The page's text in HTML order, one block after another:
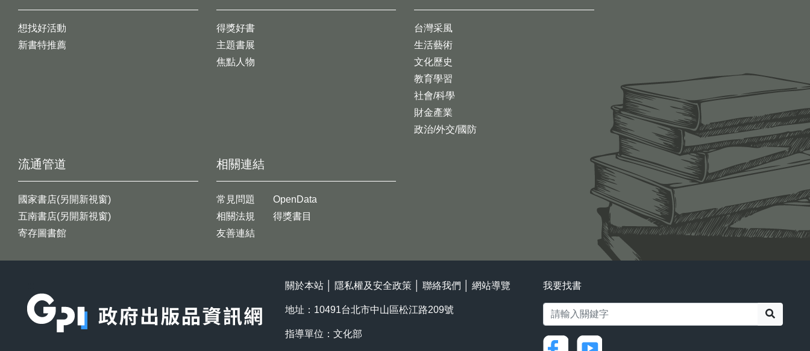
想找好活動
新書特推薦
台灣采風
生活藝術
文化歷史
教育學習
社會/科學
財金產業
政治/外交/國防
得獎好書
主題書展
焦點人物
流通管道
國家書店(另開新視窗)
五南書店(另開新視窗)
寄存圖書館
相關連結
常見問題
相關法規
友善連結
OpenData
得獎書目
關於本站 隱私權及安全政策 聯絡我們 網站導覽
地址：10491台北市中山區松江路209號
指導單位：文化部
我要找書